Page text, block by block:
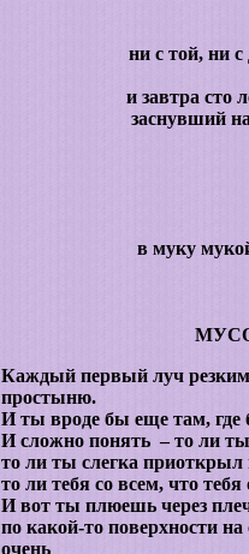
ни с той, ни
и завтра сто
заснувший
в муку
Каждый первый луч резким
простыню.
И ты вроде бы еще там, где
И сложно понять – то ли ты
то ли ты слегка приоткрыл
то ли тебя со всем, что
И вот ты плюешь через
по какой-то поверхности
очень